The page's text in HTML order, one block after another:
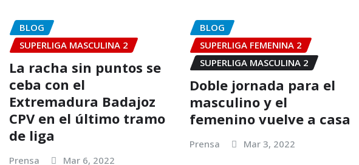
BLOG
SUPERLIGA MASCULINA 2
La racha sin puntos se
ceba con el
Extremadura Badajoz
CPV en el último tramo
de liga
Prensa Mar 6, 2022
BLOG
SUPERLIGA FEMENINA 2
SUPERLIGA MASCULINA 2
Doble jornada para el
masculino y el
femenino vuelve a casa
Prensa Mar 3, 2022